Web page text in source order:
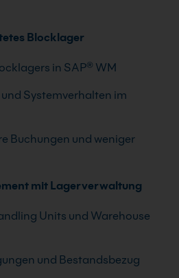
Blocklager
in SAP® WM
Systemverhalten im
Buchungen und weniger
mit Lagerverwaltung
Units und Warehouse
und Bestandsbezug